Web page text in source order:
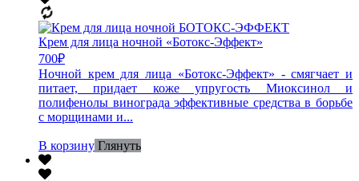
Крем для лица ночной «Ботокс-Эффект»
700₽
Ночной крем для лица «Ботокс-Эффект» - смягчает и
питает, придает коже упругость Миоксинол и
полифенолы винограда эффективные средства в борьбе
с морщинами и...
В корзину Глянуть